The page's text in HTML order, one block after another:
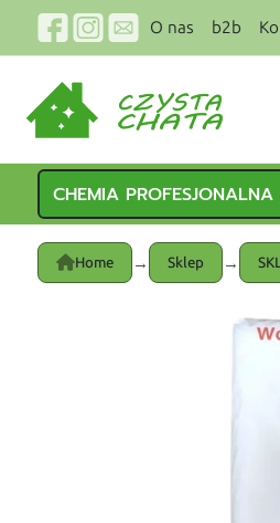
O nas b2b
CHEMIA PROFESJONALNA
Home → Sklep →